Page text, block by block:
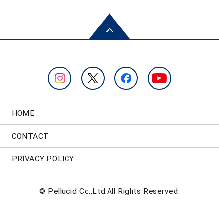
HOME
CONTACT
PRIVACY POLICY
© Pellucid Co.,Ltd.All Rights Reserved.